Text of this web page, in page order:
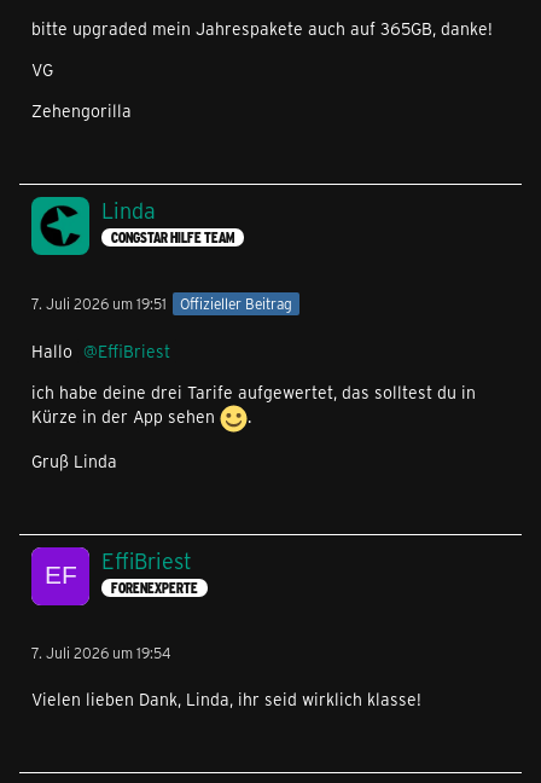
bitte upgraded mein Jahrespakete auch auf 365GB, danke!
VG
Zehengorilla
Linda
CONGSTAR HILFE TEAM
7. Juli 2026 um 19:51 Offizieller Beitrag
Hallo
EffiBriest
ich habe deine drei Tarife aufgewertet, das solltest du in
Kürze in der App sehen
.
Gruß Linda
EffiBriest
FORENEXPERTE
7. Juli 2026 um 19:54
Vielen lieben Dank, Linda, ihr seid wirklich klasse!